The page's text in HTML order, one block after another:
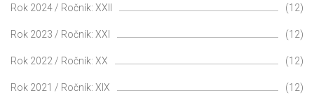
Rok 2024 / Ročník: XXII (12)
Rok 2023 / Ročník: XXI (12)
Rok 2022 / Ročník: XX (12)
Rok 2021 / Ročník: XIX (12)